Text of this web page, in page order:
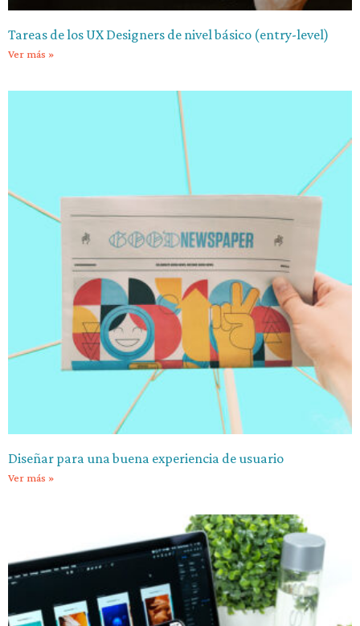
Tareas de los UX Designers de nivel básico (entry-level)
Ver más »
Diseñar para una buena experiencia de usuario
Ver más »